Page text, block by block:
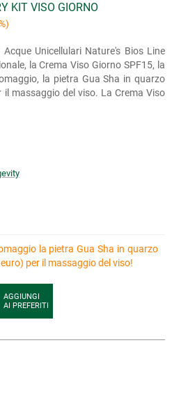
KIT VISO GIORNO
Unicellulari Nature's Bios Line
la Crema Viso Giorno SPF15, la
la pietra Gua Sha in quarzo
massaggio del viso. La Crema Viso
la pietra Gua Sha in quarzo
per il massaggio del viso!
AGGIUNGI
AI PREFERITI